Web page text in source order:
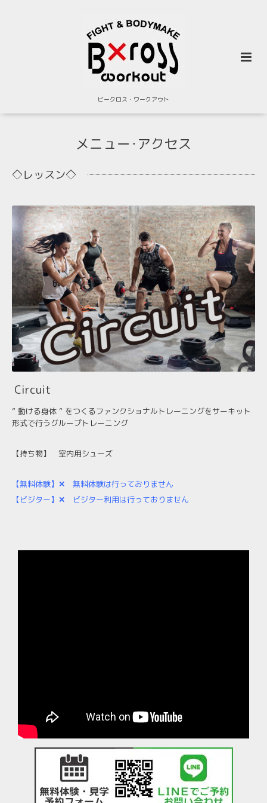
ビークロス・ワークアウト
メニュー･アクセス
◇レッスン◇
Circuit
” 動ける身体 ” をつくるファンクショナルトレーニングをサーキット
形式で行うグループトレーニング
【持ち物】 室内用シューズ
【無料体験】 ✕ 無料体験は行っておりません
【ビジター】 ✕ ビジター利用は行っておりません